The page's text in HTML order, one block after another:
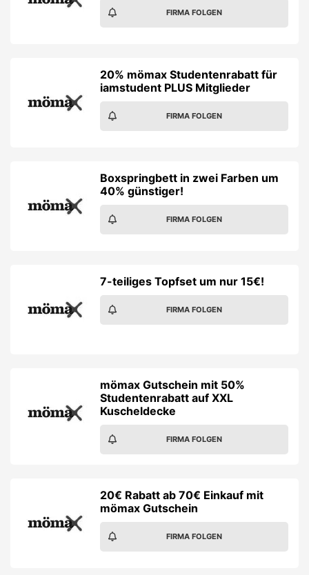
FIRMA FOLGEN
20% mömax Studentenrabatt für
iamstudent PLUS Mitglieder
FIRMA FOLGEN
Boxspringbett in zwei Farben um
40% günstiger!
FIRMA FOLGEN
7-teiliges Topfset um nur 15€!
FIRMA FOLGEN
mömax Gutschein mit 50%
Studentenrabatt auf XXL
Kuscheldecke
FIRMA FOLGEN
20€ Rabatt ab 70€ Einkauf mit
mömax Gutschein
FIRMA FOLGEN